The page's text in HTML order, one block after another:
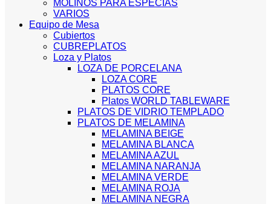
MOLINOS PARA ESPECIAS
VARIOS
Equipo de Mesa
Cubiertos
CUBREPLATOS
Loza y Platos
LOZA DE PORCELANA
LOZA CORE
PLATOS CORE
Platos WORLD TABLEWARE
PLATOS DE VIDRIO TEMPLADO
PLATOS DE MELAMINA
MELAMINA BEIGE
MELAMINA BLANCA
MELAMINA AZUL
MELAMINA NARANJA
MELAMINA VERDE
MELAMINA ROJA
MELAMINA NEGRA